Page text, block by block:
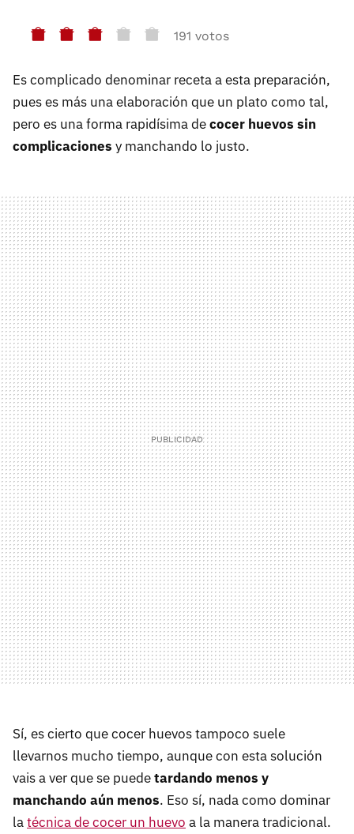
191 votos
Es complicado denominar receta a esta preparación,
pues es más una elaboración que un plato como tal,
pero es una forma rapidísima decocer huevos sin
complicaciones y manchando lo justo.
Sí, es cierto que cocer huevos tampoco suele
llevarnos mucho tiempo, aunque con esta solución
vais a ver que se puedetardando menos y
manchando aún menos. Eso sí, nada como dominar
latécnica de cocer un huevo a la manera tradicional.